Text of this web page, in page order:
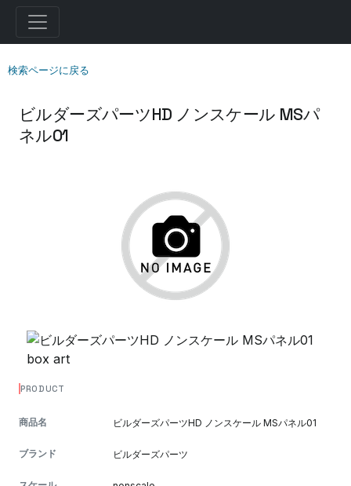
検索ページに戻る
ビルダーズパーツHD ノンスケール MSパ
ネル01
PRODUCT
商品名 ビルダーズパーツHD ノンスケール MSパネル01
ブランド ビルダーズパーツ